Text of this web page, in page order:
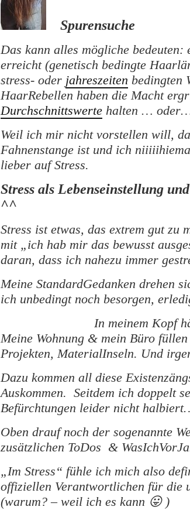
Spurensuche
Das kann alles mögliche
erreicht (genetisch bedingte
stress- oder jahreszeiten bedingten
HaarRebellen haben die Macht
Durchschnittswerte halten …
Weil ich mir nicht vorstellen will,
Fahnenstange ist und ich
lieber auf Stress.
Stress als Lebenseinstellung
^^
Stress ist etwas, das extrem gut zu
mit „ich hab mir das bewusst
daran, dass ich nahezu immer
Meine StandardGedanken drehen
ich unbedingt noch besorgen,
In meinem Kopf
Meine Wohnung & mein Büro
Projekten, MaterialInseln. Und
Dazu kommen all diese
Auskommen. Seitdem ich doppelt
Befürchtungen leider nicht
Oben drauf noch der sogenannte
zusätzlichen ToDos &
„Im Stress“ fühle ich mich also
offiziellen Verantwortlichen für die
(warum? – weil ich es kann 😛 )